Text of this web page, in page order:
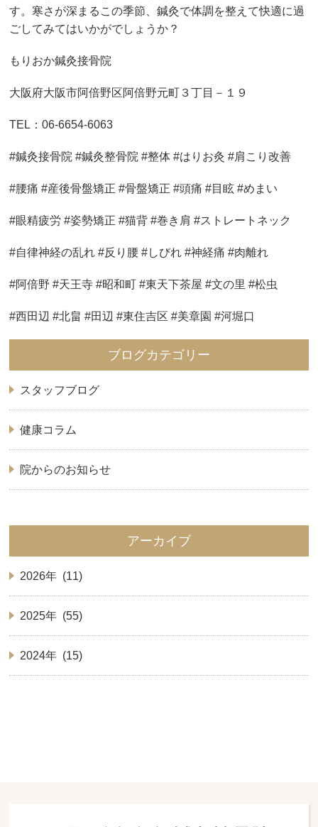
す。寒さが深まるこの季節、鍼灸で体調を整えて快適に過
ごしてみてはいかがでしょうか？
もりおか鍼灸接骨院
大阪府大阪市阿倍野区阿倍野元町３丁目－１９
TEL：06-6654-6063
#鍼灸接骨院 #鍼灸整骨院 #整体 #はりお灸 #肩こり改善
#腰痛 #産後骨盤矯正 #骨盤矯正 #頭痛 #目眩 #めまい
#眼精疲労 #姿勢矯正 #猫背 #巻き肩 #ストレートネック
#自律神経の乱れ #反り腰 #しびれ #神経痛 #肉離れ
#阿倍野 #天王寺 #昭和町 #東天下茶屋 #文の里 #松虫
#西田辺 #北畠 #田辺 #東住吉区 #美章園 #河堀口
ブログカテゴリー
スタッフブログ
健康コラム
院からのお知らせ
アーカイブ
2026年 (11)
2025年 (55)
2024年 (15)